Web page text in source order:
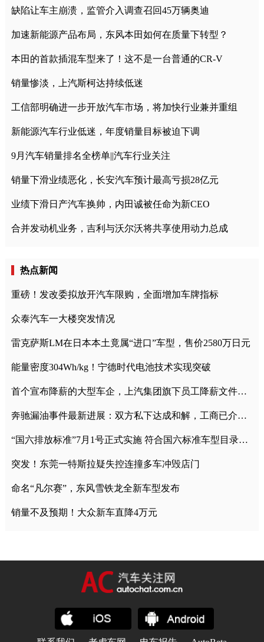
缺陷让车主崩溃，监管介入调查召回45万辆奥迪
加速新能源产品布局，东风本田如何在质量下转型？
本田的首款插混车型来了！这不是一台普通的CR-V
销量惨淡，上汽斯柯达持续低迷
工信部明确进一步开放汽车市场，将加快行业兼并重组
新能源汽车行业低迷，年度销量目标被迫下调
9月汽车销量排名全榜单||汽车行业关注
销量下滑业绩恶化，长安汽车预计最高亏损28亿元
业绩下滑日产汽车换帅，内田诚被任命为新CEO
合并发动机业务，吉利与沃尔沃将共享使用动力总成
热点新闻
重磅！发改委拟放开汽车限购，全面增加车牌指标
众泰汽车一大楼突发情况
雷克萨斯LM在日本本土竟属“进口”车型，售价2580万日元
能量密度304Wh/kg！宁德时代电池技术实现突破
首个宣布降薪的大型车企，上汽集团旗下员工降薪文件曝光
奔驰漏油事件最新进展：双方私下达成和解，工商已介入调查
“国六排放标准”7月1号正式实施 符合国六标准车型目录一览
突发！东莞一特斯拉疑失控连撞多车冲毁店门
命名“凡尔赛”，东风雪铁龙全新车型发布
销量不及预期！大众新车直降4万元